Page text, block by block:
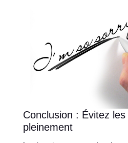
Conclusion : Évitez
pleinement